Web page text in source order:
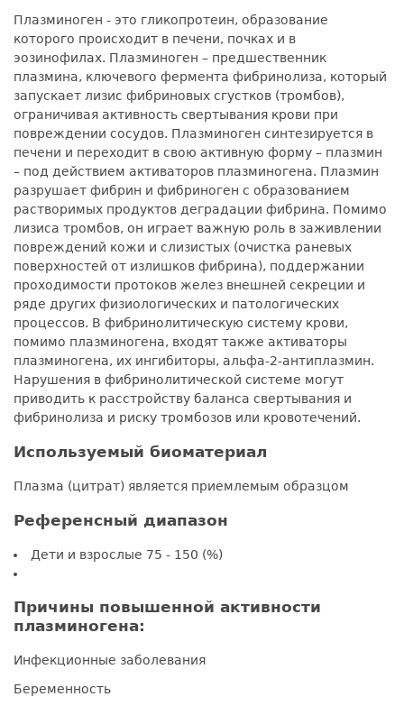
Плазминоген - это гликопротеин, образование
которого происходит в печени, почках и в
эозинофилах. Плазминоген – предшественник
плазмина, ключевого фермента фибринолиза, который
запускает лизис фибриновых сгустков (тромбов),
ограничивая активность свертывания крови при
повреждении сосудов. Плазминоген синтезируется в
печени и переходит в свою активную форму – плазмин
– под действием активаторов плазминогена. Плазмин
разрушает фибрин и фибриноген с образованием
растворимых продуктов деградации фибрина. Помимо
лизиса тромбов, он играет важную роль в заживлении
повреждений кожи и слизистых (очистка раневых
поверхностей от излишков фибрина), поддержании
проходимости протоков желез внешней секреции и
ряде других физиологических и патологических
процессов. В фибринолитическую систему крови,
помимо плазминогена, входят также активаторы
плазминогена, их ингибиторы, альфа-2-антиплазмин.
Нарушения в фибринолитической системе могут
приводить к расстройству баланса свертывания и
фибринолиза и риску тромбозов или кровотечений.
Используемый биоматериал
Плазма (цитрат) является приемлемым образцом
Референсный диапазон
Дети и взрослые 75 - 150 (%)
Причины повышенной активности
плазминогена:
Инфекционные заболевания
Беременность